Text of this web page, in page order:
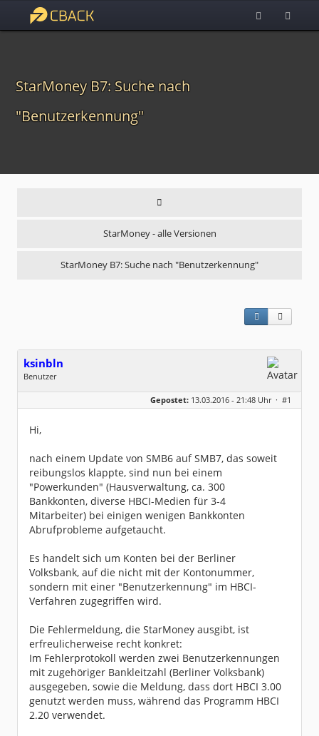
StarMoney B7: Suche nach
"Benutzerkennung"
StarMoney - alle Versionen
StarMoney B7: Suche nach "Benutzerkennung"
ksinbln
Benutzer
Geschlecht:
keine Angabe
Dabei seit:
12 / 2008
Gepostet: 13.03.2016 - 21:48 Uhr · #1
Hi,
nach einem Update von SMB6 auf SMB7, das soweit
reibungslos klappte, sind nun bei einem
"Powerkunden" (Hausverwaltung, ca. 300
Bankkonten, diverse HBCI-Medien für 3-4
Mitarbeiter) bei einigen wenigen Bankkonten
Abrufprobleme aufgetaucht.
Es handelt sich um Konten bei der Berliner
Volksbank, auf die nicht mit der Kontonummer,
sondern mit einer "Benutzerkennung" im HBCI-
Verfahren zugegriffen wird.
Die Fehlermeldung, die StarMoney ausgibt, ist
erfreulicherweise recht konkret:
Im Fehlerprotokoll werden zwei Benutzerkennungen
mit zugehöriger Bankleitzahl (Berliner Volksbank)
ausgegeben, sowie die Meldung, dass dort HBCI 3.00
genutzt werden muss, während das Programm HBCI
2.20 verwendet.